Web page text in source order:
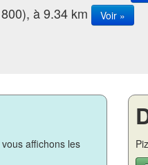
à 9.34 km Voir »
affichons les